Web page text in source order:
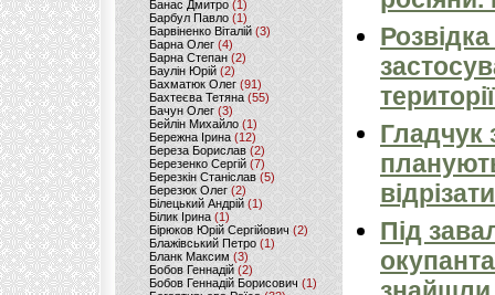
Банас Дмитро (1)
Барбул Павло(1)
Барвіненко Віталій(3)
Барна Олег (4)
Барна Степан (2)
Баулін Юрій (2)
Бахматюк Олег (91)
Бахтеєва Тетяна(55)
Бачун Олег (3)
Бейлін Михайло (1)
Бережна Ірина(12)
Береза Борислав(2)
Березенко Сергій (7)
Березкін Станіслав (5)
Березюк Олег(2)
Білецький Андрій (1)
Білик Ірина (1)
Бірюков Юрій Сергійович (2)
Блажівський Петро (1)
Бланк Максим(3)
Бобов Геннадій (2)
Бобов Геннадій Борисович (1)
Гладчук
Під